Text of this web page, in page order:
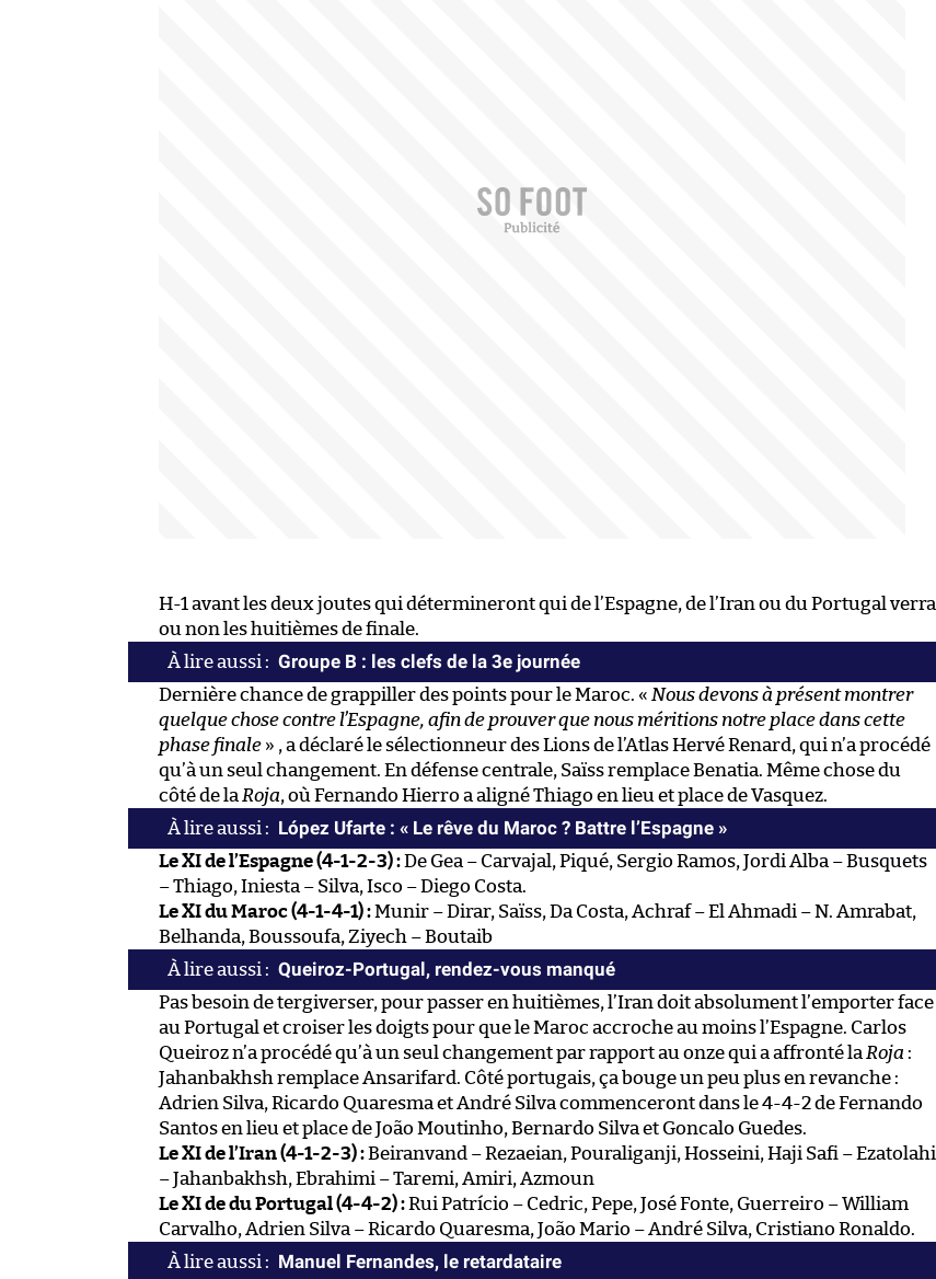
H-1 avant les deux joutes qui détermineront qui de l’Espagne, de l’Iran ou du Portugal verra
ou non les huitièmes de finale.
Groupe B : les clefs de la 3e journée
Dernière chance de grappiller des points pour le Maroc. « Nous devons à présent montrer
quelque chose contre l’Espagne, afin de prouver que nous méritions notre place dans cette
phase finale » , a déclaré le sélectionneur des Lions de l’Atlas Hervé Renard, qui n’a procédé
qu’à un seul changement. En défense centrale, Saïss remplace Benatia. Même chose du
côté de la Roja, où Fernando Hierro a aligné Thiago en lieu et place de Vasquez.
López Ufarte : « Le rêve du Maroc ? Battre l’Espagne »
Le XI de l’Espagne (4-1-2-3) :De Gea – Carvajal, Piqué, Sergio Ramos, Jordi Alba – Busquets
– Thiago, Iniesta – Silva, Isco – Diego Costa.
Le XI du Maroc (4-1-4-1) :Munir – Dirar, Saïss, Da Costa, Achraf – El Ahmadi – N. Amrabat,
Belhanda, Boussoufa, Ziyech – Boutaib
Queiroz-Portugal, rendez-vous manqué
Pas besoin de tergiverser, pour passer en huitièmes, l’Iran doit absolument l’emporter face
au Portugal et croiser les doigts pour que le Maroc accroche au moins l’Espagne. Carlos
Queiroz n’a procédé qu’à un seul changement par rapport au onze qui a affronté la Roja :
Jahanbakhsh remplace Ansarifard. Côté portugais, ça bouge un peu plus en revanche :
Adrien Silva, Ricardo Quaresma et André Silva commenceront dans le 4-4-2 de Fernando
Santos en lieu et place de João Moutinho, Bernardo Silva et Goncalo Guedes.
Le XI de l’Iran (4-1-2-3) :Beiranvand – Rezaeian, Pouraliganji, Hosseini, Haji Safi – Ezatolahi
– Jahanbakhsh, Ebrahimi – Taremi, Amiri, Azmoun
Le XI de du Portugal (4-4-2) :Rui Patrício – Cedric, Pepe, José Fonte, Guerreiro – William
Carvalho, Adrien Silva – Ricardo Quaresma, João Mario – André Silva, Cristiano Ronaldo.
Manuel Fernandes, le retardataire